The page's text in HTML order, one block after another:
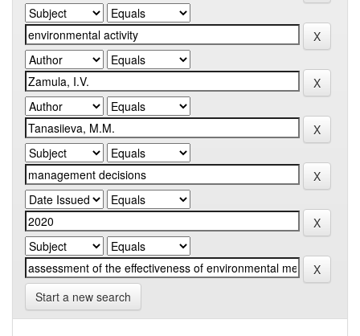
Start a new search